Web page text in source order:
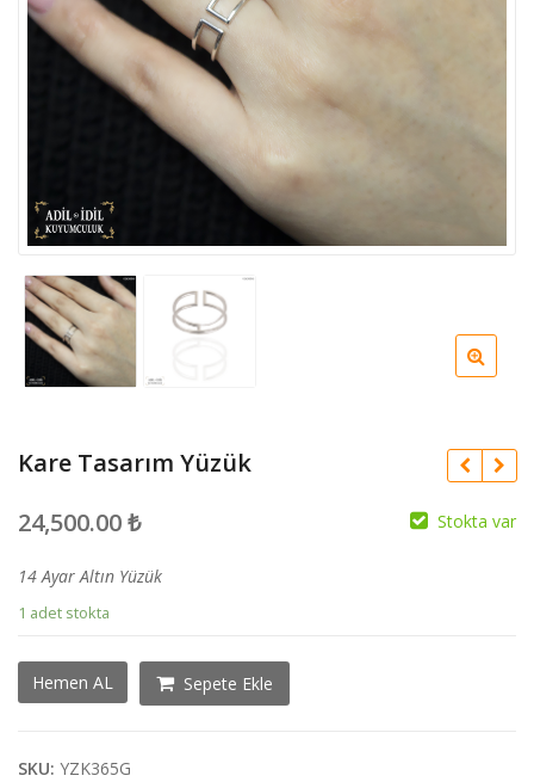
Kare Tasarım Yüzük
24,500.00₺ Stokta var
14 Ayar Altın Yüzük
1 adet stokta
Hemen AL
Kare
Tasarım
Sepete Ekle
SKU: YZK365G